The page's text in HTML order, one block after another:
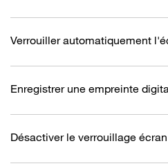
Verrouiller automatiquement
Enregistrer une empreinte
Désactiver le verrouillage